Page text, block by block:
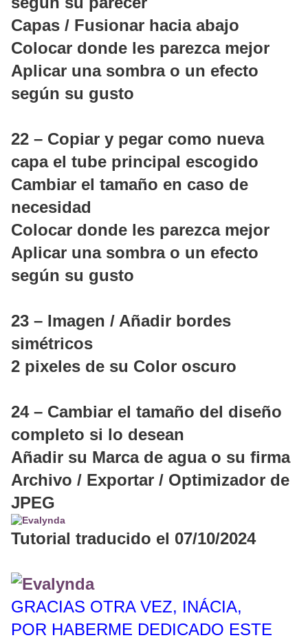
Capas / Fusionar hacia abajo
Colocar donde les parezca mejor
Aplicar una sombra o un efecto
según su gusto
22 – Copiar y pegar como nueva
capa el tube principal escogido
Cambiar el tamaño en caso de
necesidad
Colocar donde les parezca mejor
Aplicar una sombra o un efecto
según su gusto
23 – Imagen / Añadir bordes
simétricos
2 pixeles de su Color oscuro
24 – Cambiar el tamaño del diseño
completo si lo desean
Añadir su Marca de agua o su firma
Archivo / Exportar / Optimizador de
JPEG
Tutorial traducido el 07/10/2024
GRACIAS OTRA VEZ, INÁCIA,
POR HABERME DEDICADO ESTE